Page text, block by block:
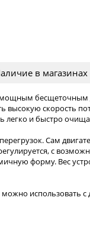
в магазинах
бесщеточным
высокую скорость
легко и быстро
Сам
с
форму. Вес
использовать